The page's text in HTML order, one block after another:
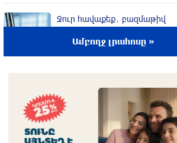
Ջուր հավաքեք․ բազմաթիվ
գրանցում են շոգի նոր
4
Ամբողջ լրահոսը »